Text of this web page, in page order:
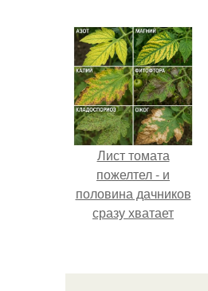
Лист томата
пожелтел - и
половина дачников
сразу хватает